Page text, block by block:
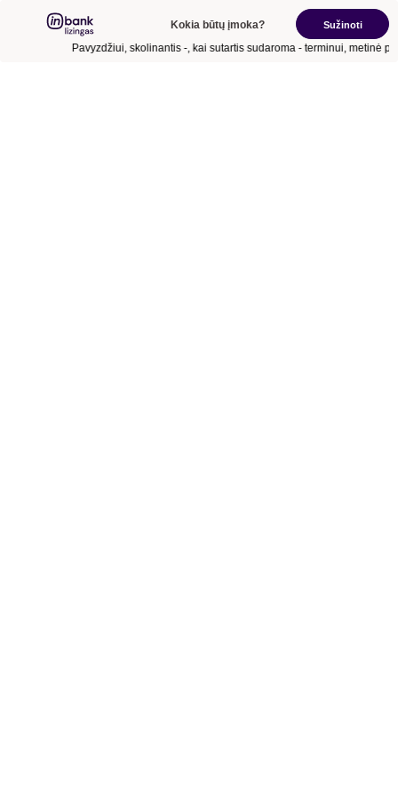
Sužinoti
Kokia būtų įmoka?
Pavyzdžiui, skolinantis- , kai sutartis sudaroma- terminui, metinė